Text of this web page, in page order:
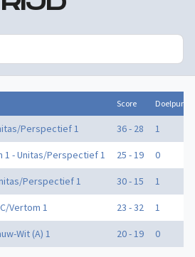
Score
Perspectief 1 36 - 28 1
1 - Unitas/Perspectief 1 25 - 19 0
Perspectief 1 30 - 15 1
Vertom 1 23 - 32 1
Wit (A) 1 20 - 19 0